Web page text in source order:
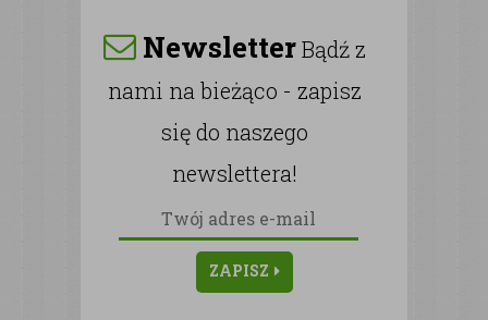
NewsletterBądź z
nami na bieżąco - zapisz
się do naszego
newslettera!
ZAPISZ